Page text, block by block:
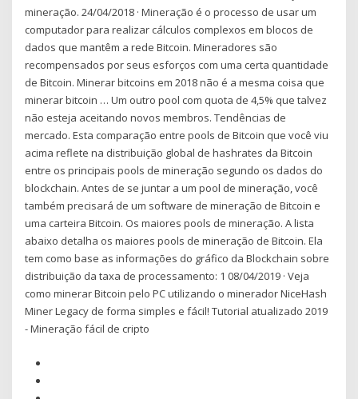
mineração. 24/04/2018 · Mineração é o processo de usar um
computador para realizar cálculos complexos em blocos de
dados que mantêm a rede Bitcoin. Mineradores são
recompensados por seus esforços com uma certa quantidade
de Bitcoin. Minerar bitcoins em 2018 não é a mesma coisa que
minerar bitcoin … Um outro pool com quota de 4,5% que talvez
não esteja aceitando novos membros. Tendências de
mercado. Esta comparação entre pools de Bitcoin que você viu
acima reflete na distribuição global de hashrates da Bitcoin
entre os principais pools de mineração segundo os dados do
blockchain. Antes de se juntar a um pool de mineração, você
também precisará de um software de mineração de Bitcoin e
uma carteira Bitcoin. Os maiores pools de mineração. A lista
abaixo detalha os maiores pools de mineração de Bitcoin. Ela
tem como base as informações do gráfico da Blockchain sobre
distribuição da taxa de processamento: 1 08/04/2019 · Veja
como minerar Bitcoin pelo PC utilizando o minerador NiceHash
Miner Legacy de forma simples e fácil! Tutorial atualizado 2019
- Mineração fácil de cripto